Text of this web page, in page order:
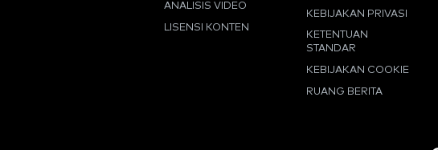
ANALISIS VIDEO
LISENSI KONTEN
KEBIJAKAN PRIVASI
KETENTUAN
STANDAR
KEBIJAKAN COOKIE
RUANG BERITA